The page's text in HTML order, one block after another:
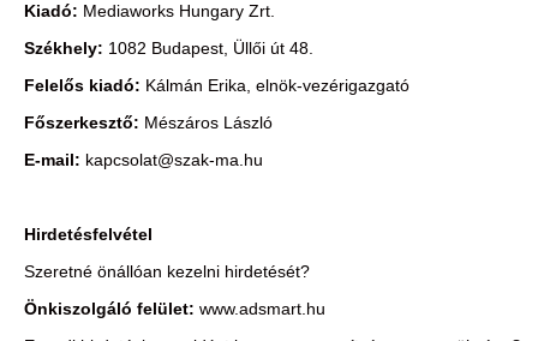
Kiadó: Mediaworks Hungary Zrt.
Székhely: 1082 Budapest, Üllői út 48.
Felelős kiadó: Kálmán Erika, elnök-vezérigazgató
Főszerkesztő: Mészáros László
E-mail: kapcsolat@szak-ma.hu
Hirdetésfelvétel
Szeretné önállóan kezelni hirdetését?
Önkiszolgáló felület: www.adsmart.hu